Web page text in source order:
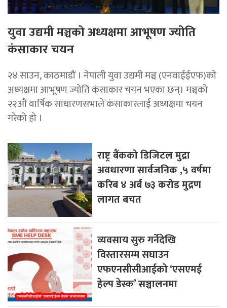
युवा उद्यमी मञ्चको अध्यक्षमा आभूषण ज्योति
कंसाकार चयन
२४ साउन, काठमाडौं । नेपाली युवा उद्यमी मञ्च (एनवाईईएफ)को
अध्यक्षमा आभूषण ज्योति कंसाकार चयन भएका छन्। मञ्चको
२२औं वार्षिक साधारणसभाले कंसाकारलाई अध्यक्षमा चयन
गरेको हो ।
राष्ट्र बैंकको डिजिटल मुद्रा
अवधारणा सार्वजनिक ,५ वर्षमा
करिब ४ अर्ब ७३ करोड मुद्रण
लागत बचत
व्यवसाय सुरु गर्नेदेखि
विस्तारसम्म सघाउन
एफएनसीसीआईको ‘एसएमई
हेल्प डेस्क’ सञ्चालनमा